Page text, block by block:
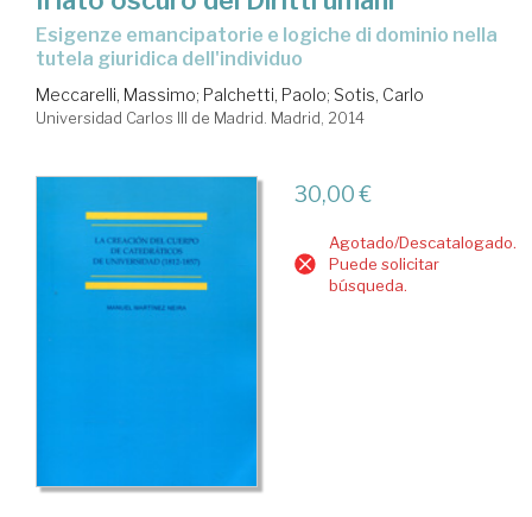
esigenze emancipatorie e logiche di dominio nella
tutela giuridica dell'individuo
Meccarelli, Massimo; Palchetti, Paolo; Sotis, Carlo
Universidad Carlos III de Madrid. Madrid, 2014
30,00 €
Agotado/Descatalogado.
Puede solicitar
búsqueda.